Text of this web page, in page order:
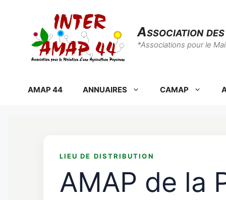
Association
*Associations pour le
AMAP 44 ANNUAIRES CAMAP
LIEU DE DISTRIBUTION
AMAP de la